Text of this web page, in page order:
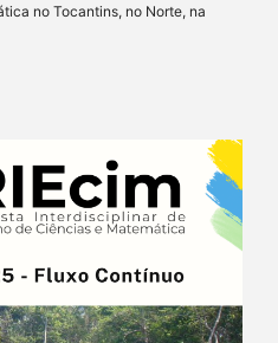
no Tocantins, no Norte, na